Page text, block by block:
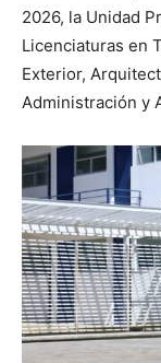
2026, la Unidad
Licenciaturas en
Exterior,
Administración y